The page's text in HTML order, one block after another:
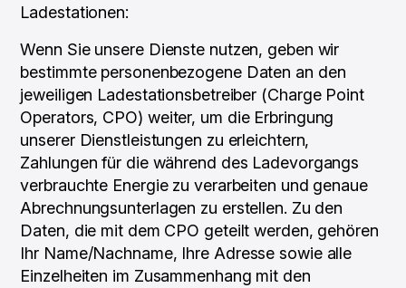
Ladestationen:
Wenn Sie unsere Dienste nutzen, geben wir
bestimmte personenbezogene Daten an den
jeweiligen Ladestationsbetreiber (Charge Point
Operators, CPO) weiter, um die Erbringung
unserer Dienstleistungen zu erleichtern,
Zahlungen für die während des Ladevorgangs
verbrauchte Energie zu verarbeiten und genaue
Abrechnungsunterlagen zu erstellen. Zu den
Daten, die mit dem CPO geteilt werden, gehören
Ihr Name/Nachname, Ihre Adresse sowie alle
Einzelheiten im Zusammenhang mit den